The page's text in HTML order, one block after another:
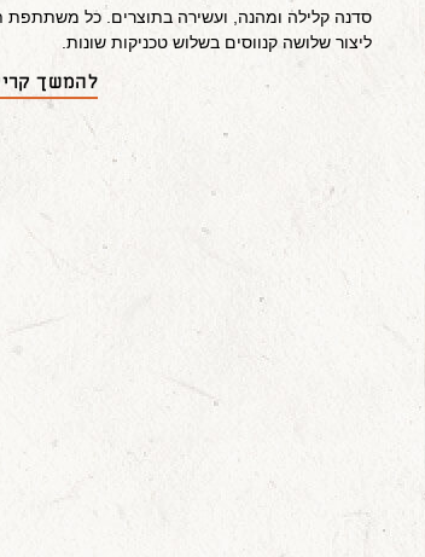
סדנה קלילה ומהנה, ועשירה בתוצרים. כל משתתפת
ליצור שלושה קנווסים בשלוש טכניקות שונות.
להמשך